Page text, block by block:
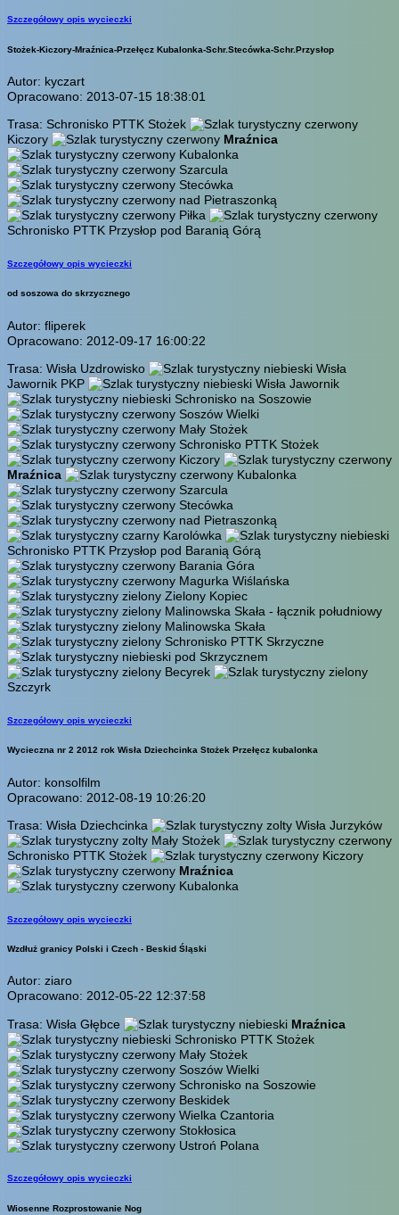
Szczegółowy opis wycieczki
Stożek-Kiczory-Mraźnica-Przełęcz Kubalonka-Schr.Stecówka-Schr.Przysłop
Autor: kyczart
Opracowano: 2013-07-15 18:38:01
Trasa: Schronisko PTTK Stożek
Kiczory
Mraźnica
Kubalonka
Szarcula
Stecówka
nad Pietraszonką
Piłka
Schronisko PTTK Przysłop pod Baranią Górą
Szczegółowy opis wycieczki
od soszowa do skrzycznego
Autor: fliperek
Opracowano: 2012-09-17 16:00:22
Trasa: Wisła Uzdrowisko
Wisła
Jawornik PKP
Wisła Jawornik
Schronisko na Soszowie
Soszów Wielki
Mały Stożek
Schronisko PTTK Stożek
Kiczory
Mraźnica
Kubalonka
Szarcula
Stecówka
nad Pietraszonką
Karolówka
Schronisko PTTK Przysłop pod Baranią Górą
Barania Góra
Magurka Wiślańska
Zielony Kopiec
Malinowska Skała - łącznik południowy
Malinowska Skała
Schronisko PTTK Skrzyczne
pod Skrzycznem
Becyrek
Szczyrk
Szczegółowy opis wycieczki
Wycieczna nr 2 2012 rok Wisła Dziechcinka Stożek Przełęcz kubalonka
Autor: konsolfilm
Opracowano: 2012-08-19 10:26:20
Trasa: Wisła Dziechcinka
Wisła Jurzyków
Mały Stożek
Schronisko PTTK Stożek
Kiczory
Mraźnica
Kubalonka
Szczegółowy opis wycieczki
Wzdłuż granicy Polski i Czech - Beskid Śląski
Autor: ziaro
Opracowano: 2012-05-22 12:37:58
Trasa: Wisła Głębce
Mraźnica
Schronisko PTTK Stożek
Mały Stożek
Soszów Wielki
Schronisko na Soszowie
Beskidek
Wielka Czantoria
Stokłosica
Ustroń Polana
Szczegółowy opis wycieczki
Wiosenne Rozprostowanie Nog